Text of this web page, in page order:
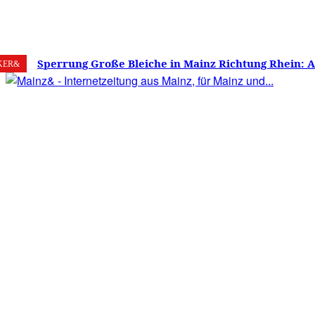
8. August 2026 22.9 Mainz
Sperrung Große Bleiche in Mainz Richtung Rhein:
verwirrt, Mainzer stinksauer – Haben die Mainzer